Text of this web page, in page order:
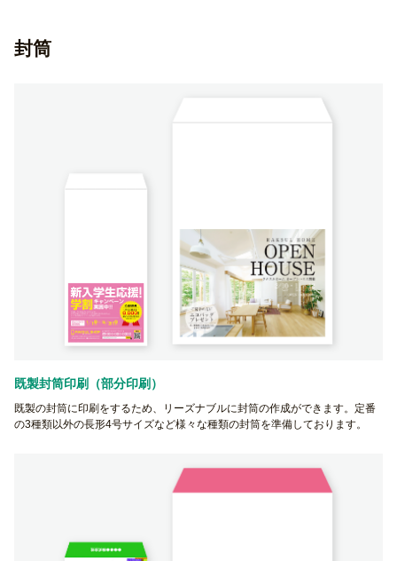
封筒
既製封筒印刷（部分印刷）
既製の封筒に印刷をするため、リーズナブルに封筒の作成ができます。定番
の3種類以外の長形4号サイズなど様々な種類の封筒を準備しております。